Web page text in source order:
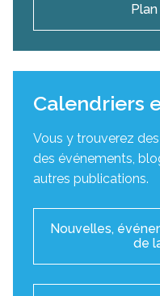
Calendriers
Vous y trouverez
des événements,
autres publications.
Nouvelles,
de